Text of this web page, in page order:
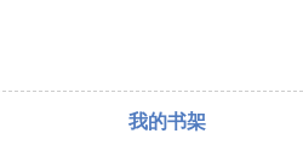
我的书架